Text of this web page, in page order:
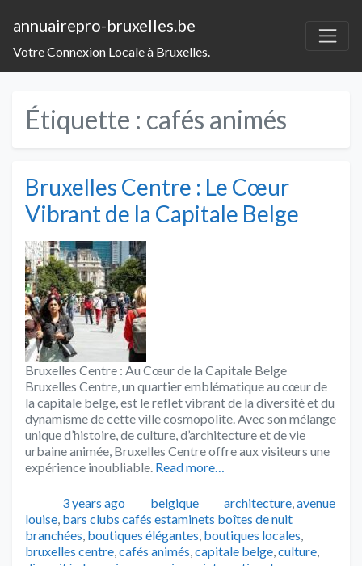
annuairepro-bruxelles.be
Votre Connexion Locale à Bruxelles.
Étiquette : cafés animés
Bruxelles Centre : Le Cœur
Vibrant de la Capitale Belge
Bruxelles Centre : Au Cœur de la Capitale Belge
Bruxelles Centre, un quartier emblématique au cœur de
la capitale belge, est le reflet vibrant de la diversité et du
dynamisme de cette ville cosmopolite. Avec son mélange
unique d’histoire, de culture, d’architecture et de vie
urbaine animée, Bruxelles Centre offre aux visiteurs une
expérience inoubliable. Read more…
Publié3 years ago Catégories
belgique Tags
architecture,avenue
louise, bars clubs cafés estaminets boîtes de nuit
branchées, boutiques élégantes, boutiques locales,
bruxelles centre,cafés animés,capitale belge,culture,